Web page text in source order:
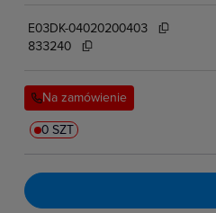
E03DK-04020200403
833240
Na zamówienie
0 SZT